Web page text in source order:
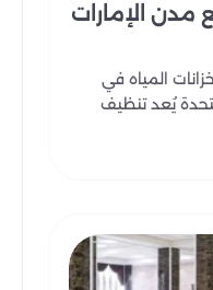
مدن الإمارات
المياه في
يُعد تنظيف